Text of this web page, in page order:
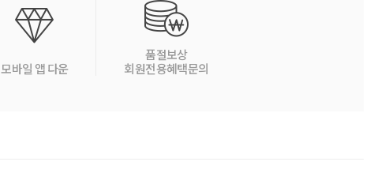
모바일 앱 다운
품절보상
회원전용혜택문의